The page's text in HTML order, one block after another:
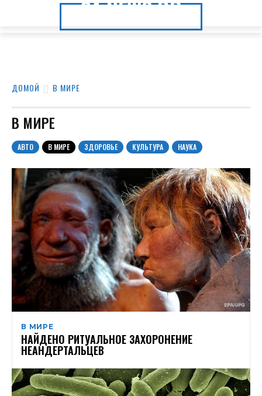
24.NEWS.DP
24.NEWS.DP
ДОМОЙ В МИРЕ
В МИРЕ
АВТО В МИРЕ ЗДОРОВЬЕ КУЛЬТУРА НАУКА
В МИРЕ
НАЙДЕНО РИТУАЛЬНОЕ ЗАХОРОНЕНИЕ
НЕАНДЕРТАЛЬЦЕВ